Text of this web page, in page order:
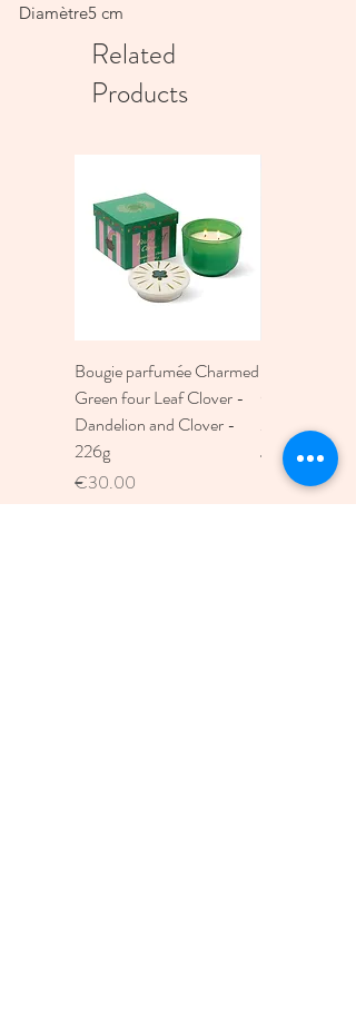
Diamètre5 cm
Related
Products
Bougie parfumée Charmed
Green four Leaf Clover -
Dandelion and Clover -
226g
Price
€30.00
Moon
Price
€30.00